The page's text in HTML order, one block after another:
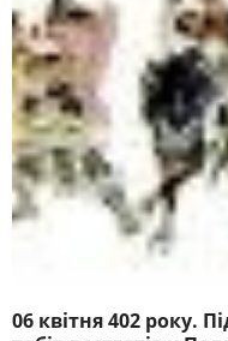
06 квітня 402 року.